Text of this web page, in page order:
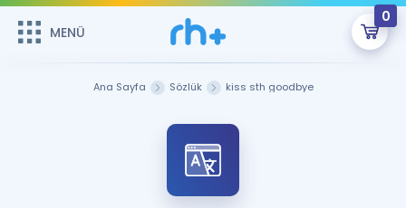
MENÜ
0
Sepetin Şu An Boş.
Remzi Hoca ile seni sınava hazırlayacak onlarca eğitim seni
bekliyor!
MENÜ
Ana Sayfa Sözlük kiss sth goodbye